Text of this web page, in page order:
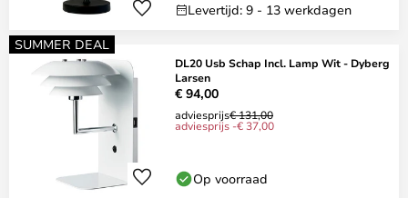
Levertijd: 9 - 13 werkdagen
SUMMER DEAL
DL20 Usb Schap Incl. Lamp Wit - Dyberg
Larsen
€ 94,00
adviesprijs€ 131,00
adviesprijs -€ 37,00
Op voorraad